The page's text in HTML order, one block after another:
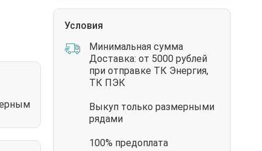
Условия
Минимальная сумма
Доставка: от 5000 рублей
при отправке ТК Энергия,
ТК ПЭК
Выкуп только размерными
рядами
100% предоплата